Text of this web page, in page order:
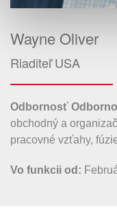
Wayne Oliver
Riaditeľ USA
Odbornosť
obchodný a
pracovné vzťahy,
Vo funkcii od: